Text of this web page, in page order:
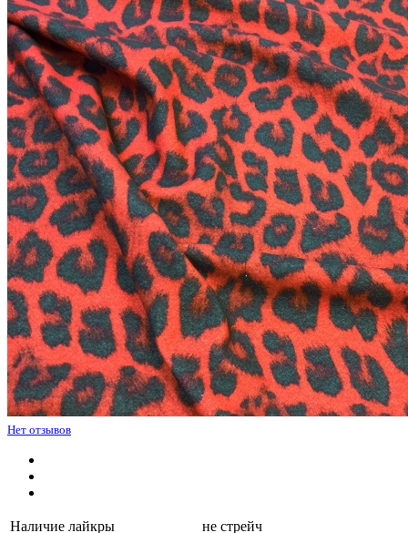
Нет отзывов
Наличие лайкры
не стрейч